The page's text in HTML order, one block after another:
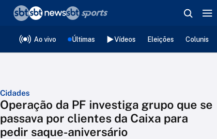
Ao vivo Últimas Vídeos Eleições
Cidades
Operação da PF investiga grupo que se
passava por clientes da Caixa para
pedir saque-aniversário
❮voltar
Editorias